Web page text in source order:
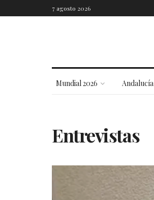
7 agosto 2026
Mundial 2026 Andalucía
Entrevistas